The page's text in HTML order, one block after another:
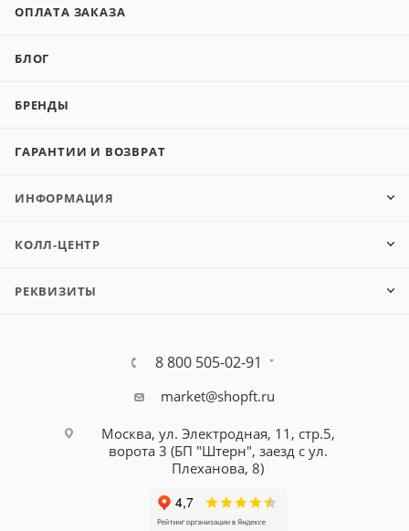
ОПЛАТА ЗАКАЗА
БЛОГ
БРЕНДЫ
ГАРАНТИИ И ВОЗВРАТ
ИНФОРМАЦИЯ
КОЛЛ-ЦЕНТР
РЕКВИЗИТЫ
8 800 505-02-91
market@shopft.ru
Москва, ул. Электродная, 11, стр.5,
ворота 3 (БП "Штерн", заезд с ул.
Плеханова, 8)